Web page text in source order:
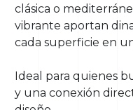
clásica o
vibrante aportan
cada superficie en
Ideal para quienes
y una conexión